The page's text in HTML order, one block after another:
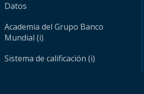
Datos
Academia del Grupo Banco
Mundial (i)
Sistema de calificación (i)